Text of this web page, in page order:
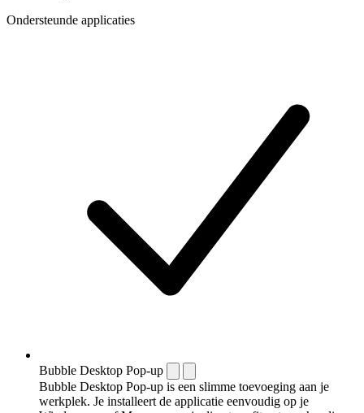
Ondersteunde applicaties
Bubble Desktop Pop-up
Bubble Desktop Pop-up is een slimme toevoeging aan je
werkplek. Je installeert de applicatie eenvoudig op je